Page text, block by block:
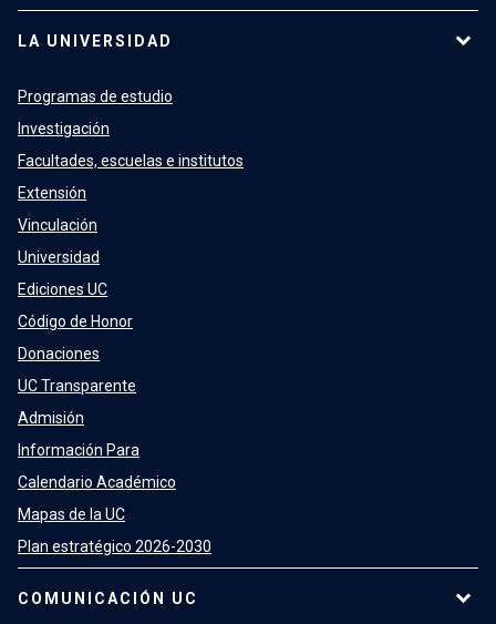
LA UNIVERSIDAD
Programas de estudio
Investigación
Facultades, escuelas e institutos
Extensión
Vinculación
Universidad
Ediciones UC
Código de Honor
Donaciones
UC Transparente
Admisión
Información Para
Calendario Académico
Mapas de la UC
Plan estratégico 2026-2030
COMUNICACIÓN UC